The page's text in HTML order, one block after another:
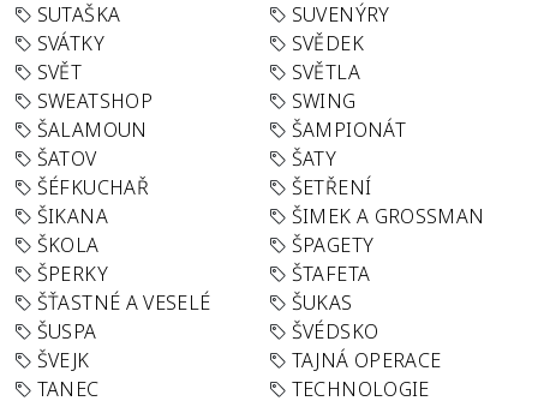
SUTAŠKA
SUVENÝRY
SVÁTKY
SVĚDEK
SVĚT
SVĚTLA
SWEATSHOP
SWING
ŠALAMOUN
ŠAMPIONÁT
ŠATOV
ŠATY
ŠÉFKUCHAŘ
ŠETŘENÍ
ŠIKANA
ŠIMEK A GROSSMAN
ŠKOLA
ŠPAGETY
ŠPERKY
ŠTAFETA
ŠŤASTNÉ A VESELÉ
ŠUKAS
ŠUSPA
ŠVÉDSKO
ŠVEJK
TAJNÁ OPERACE
TANEC
TECHNOLOGIE